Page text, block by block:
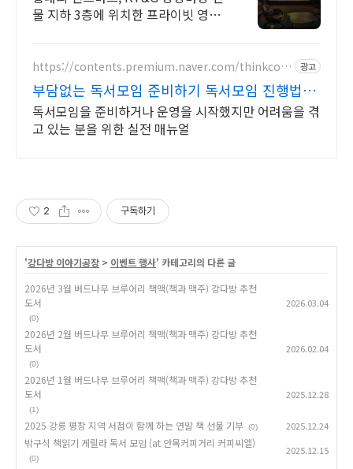
물 지하 3층에 위치한 프라이빗 영화
https://contents.premium.naver.com/thinkcoo
광고
부담없는 독서모임 준비하기 독서모임 진행법
전자책 무료
독서모임을 준비하거나 운영을 시작했지만 어려움을 겪
고 있는 분을 위한 실전 매뉴얼
2 구독하기
'강다방 이야기공장 > 이벤트 행사' 카테고리의 다른 글
2026년 3월 버드나무 브루어리 책맥(책과 맥주) 강다방 추천
도서
(0)
2026.03.04
2026년 2월 버드나무 브루어리 책맥(책과 맥주) 강다방 추천
도서
(0)
2026.02.04
2026년 1월 버드나무 브루어리 책맥(책과 맥주) 강다방 추천
도서
(1)
2025.12.28
2025 강릉 평창 지역 서점이 함께 하는 연말 책 선물 기부 (0) 2025.12.24
밖구석 책읽기 게릴라 독서 모임 (at 안목커피거리 커피씨엘)
(0)
2025.12.15